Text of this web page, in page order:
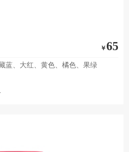
￥65
蓝、大红、黄色、橘色、果绿